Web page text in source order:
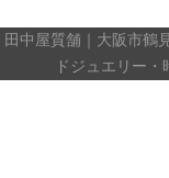
田中屋質舗｜大阪市鶴
ドジュエリー